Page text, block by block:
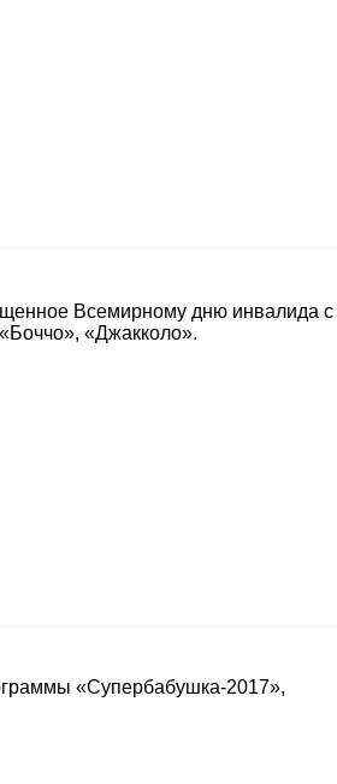
Всемирному дню инвалида с
«Джакколо».
«Супербабушка-2017»,